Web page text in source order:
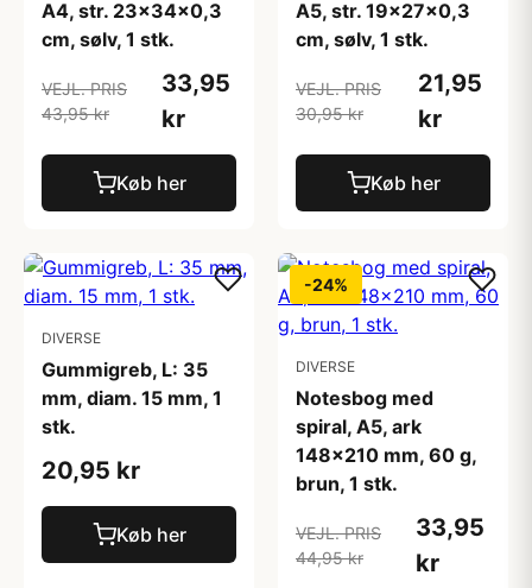
A4, str. 23x34x0,3
cm, sølv, 1 stk.
VEJL. PRIS
43,95 kr
33,95
kr
Køb her
A5, str. 19x27x0,3
cm, sølv, 1 stk.
VEJL. PRIS
30,95 kr
21,95
kr
Køb her
DIVERSE
Gummigreb, L: 35
mm, diam. 15 mm, 1
stk.
20,95 kr
Køb her
-24%
DIVERSE
Notesbog med
spiral, A5, ark
148x210 mm, 60 g,
brun, 1 stk.
VEJL. PRIS
44,95 kr
33,95
kr